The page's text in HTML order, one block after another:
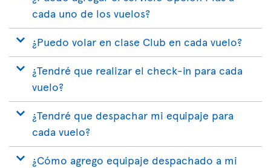
cada uno de los vuelos?
¿Puedo volar en clase Club en cada vuelo?
¿Tendré que realizar el check-in para cada
vuelo?
¿Tendré que despachar mi equipaje para
cada vuelo?
¿Cómo agrego equipaje despachado a mi